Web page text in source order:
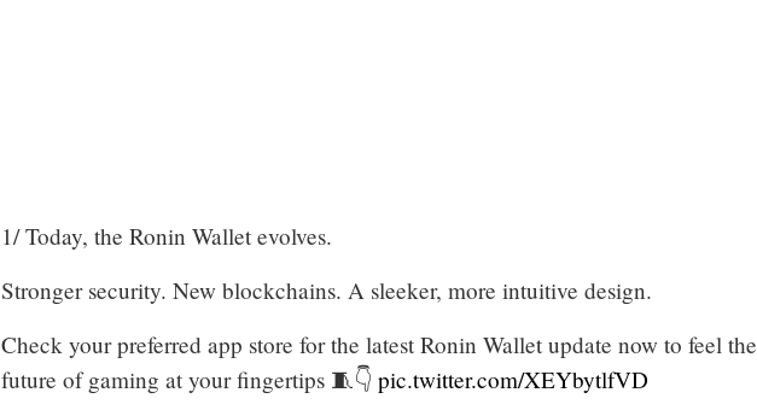
1/ Today, the Ronin Wallet evolves.
Stronger security. New blockchains. A sleeker, more intuitive design.
Check your preferred app store for the latest Ronin Wallet update now to feel the
future of gaming at your fingertips 🧵👇 pic.twitter.com/XEYbytlfVD